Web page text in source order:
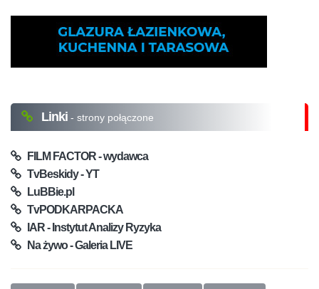
Linki - strony połączone
FILM FACTOR - wydawca
TvBeskidy - YT
LuBBie.pl
TvPODKARPACKA
IAR - Instytut Analizy Ryzyka
Na żywo - Galeria LIVE